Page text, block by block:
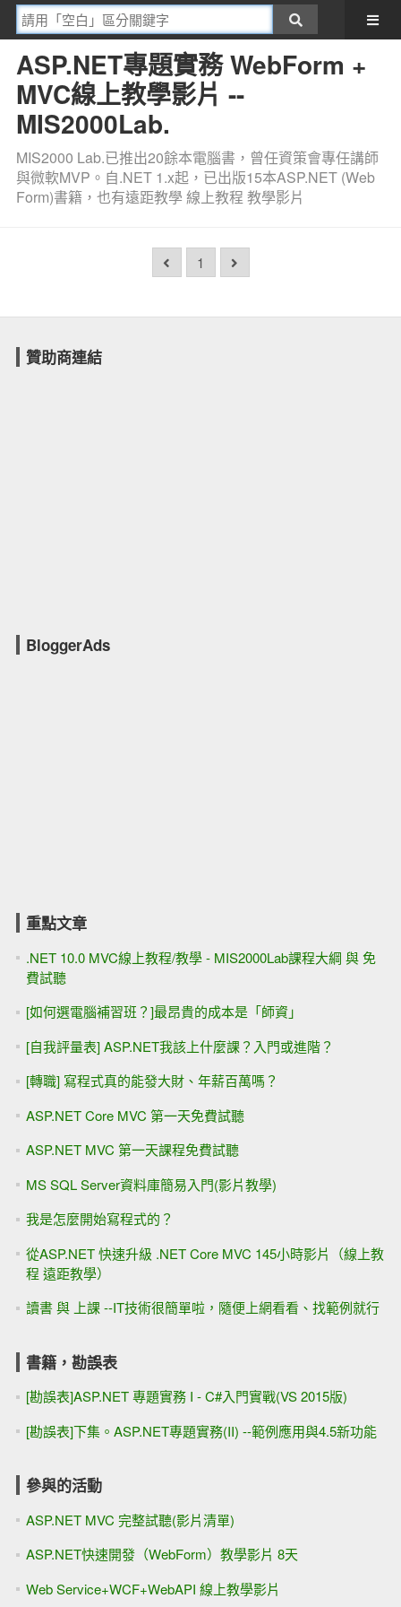
ASP.NET專題實務 WebForm +
MVC線上教學影片 --
MIS2000Lab.
MIS2000 Lab.已推出20餘本電腦書，曾任資策會專任講師
與微軟MVP。自.NET 1.x起，已出版15本ASP.NET (Web
Form)書籍，也有遠距教學 線上教程 教學影片
1
贊助商連結
BloggerAds
重點文章
.NET 10.0 MVC線上教程/教學 - MIS2000Lab課程大綱 與 免
費試聽
[如何選電腦補習班？]最昂貴的成本是「師資」
[自我評量表] ASP.NET我該上什麼課？入門或進階？
[轉職] 寫程式真的能發大財、年薪百萬嗎？
ASP.NET Core MVC 第一天免費試聽
ASP.NET MVC 第一天課程免費試聽
MS SQL Server資料庫簡易入門(影片教學)
我是怎麼開始寫程式的？
從ASP.NET 快速升級 .NET Core MVC 145小時影片（線上教
程 遠距教學）
讀書 與 上課 --IT技術很簡單啦，隨便上網看看、找範例就行
書籍，勘誤表
[勘誤表]ASP.NET 專題實務 I - C#入門實戰(VS 2015版)
[勘誤表]下集。ASP.NET專題實務(II) --範例應用與4.5新功能
參與的活動
ASP.NET MVC 完整試聽(影片清單)
ASP.NET快速開發（WebForm）教學影片 8天
Web Service+WCF+WebAPI 線上教學影片